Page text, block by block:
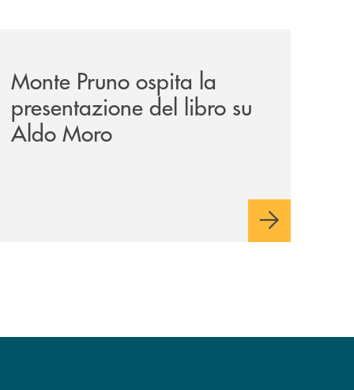
Monte Pruno ospita la
presentazione del libro su
Aldo Moro